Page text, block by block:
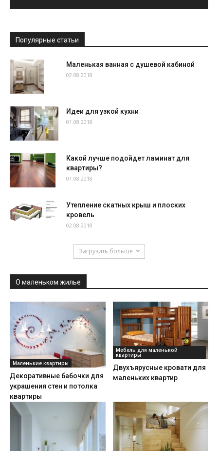
Популярные статьи
Маленькая ванная с душевой кабиной
02.08.2018
Идеи для узкой кухни
01.08.2018
Какой лучше подойдет ламинат для
квартиры?
01.08.2018
Утепление скатных крыш и плоских
кровель
02.08.2018
Загрузить больше
О маленьком жилье
Маленькие квартиры
Декоративные бабочки для
украшения стен и потолка
квартиры
Мебель для маленькой
квартиры
Двухъярусные кровати для
маленьких квартир